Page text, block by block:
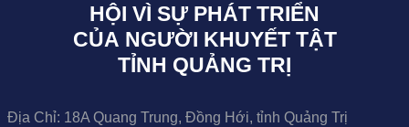
HỘI VÌ SỰ PHÁT TRIỂN
CỦA NGƯỜI KHUYẾT TẬT
TỈNH QUẢNG TRỊ
Địa Chỉ: 18A Quang Trung, Đồng Hới, tỉnh Quảng Trị